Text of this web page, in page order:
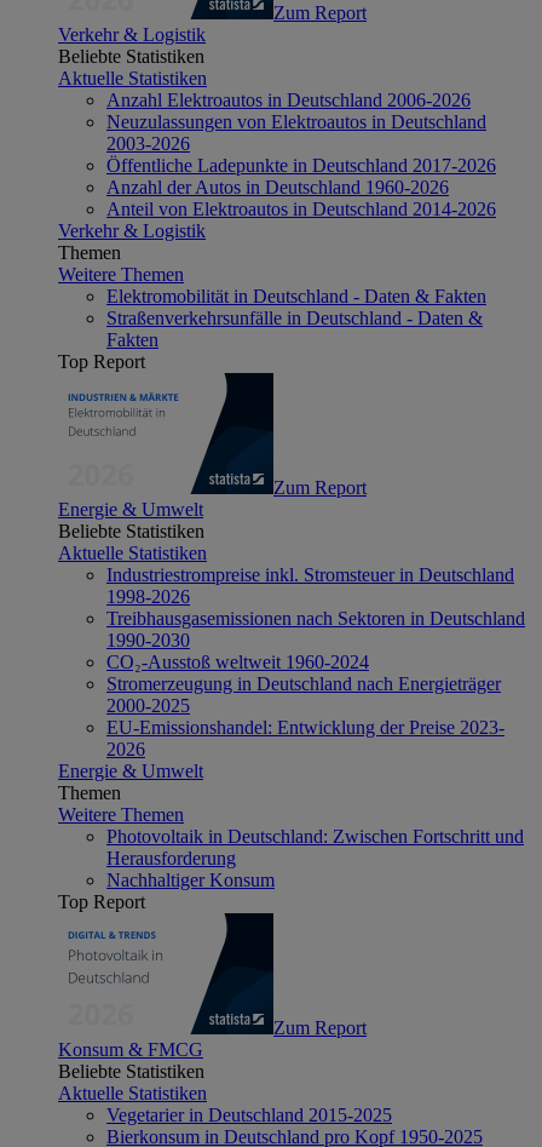
Zum Report
Verkehr & Logistik
Beliebte Statistiken
Aktuelle Statistiken
Anzahl Elektroautos in Deutschland 2006-2026
Neuzulassungen von Elektroautos in Deutschland
2003-2026
Öffentliche Ladepunkte in Deutschland 2017-2026
Anzahl der Autos in Deutschland 1960-2026
Anteil von Elektroautos in Deutschland 2014-2026
Verkehr & Logistik
Themen
Weitere Themen
Elektromobilität in Deutschland - Daten & Fakten
Straßenverkehrsunfälle in Deutschland - Daten &
Fakten
Top Report
Zum Report
Energie & Umwelt
Beliebte Statistiken
Aktuelle Statistiken
Industriestrompreise inkl. Stromsteuer in Deutschland
1998-2026
Treibhausgasemissionen nach Sektoren in Deutschland
1990-2030
CO₂-Ausstoß weltweit 1960-2024
Stromerzeugung in Deutschland nach Energieträger
2000-2025
EU-Emissionshandel: Entwicklung der Preise 2023-
2026
Energie & Umwelt
Themen
Weitere Themen
Photovoltaik in Deutschland: Zwischen Fortschritt und
Herausforderung
Nachhaltiger Konsum
Top Report
Zum Report
Konsum & FMCG
Beliebte Statistiken
Aktuelle Statistiken
Vegetarier in Deutschland 2015-2025
Bierkonsum in Deutschland pro Kopf 1950-2025